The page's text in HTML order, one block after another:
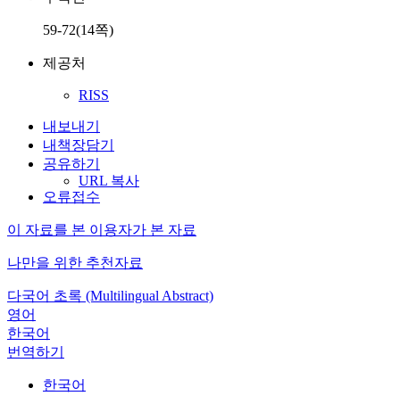
59-72(14쪽)
제공처
RISS
내보내기
내책장담기
공유하기
URL 복사
오류접수
이 자료를 본 이용자가 본 자료
나만을 위한 추천자료
다국어 초록 (Multilingual Abstract)
영어
한국어
번역하기
한국어